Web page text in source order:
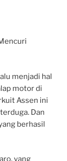
menjadi hal
motor di
Assen ini
Dan
berhasil
yang